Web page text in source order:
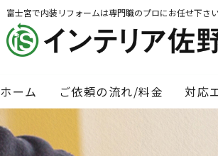
富士宮で内装リフォームは専門職のプロにお任せ下さい
ホーム ご依頼の流れ/料金 対応